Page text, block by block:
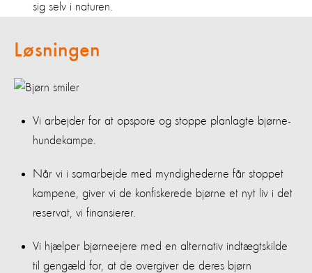
sig selv i naturen.
Løsningen
Vi arbejder for at opspore og stoppe planlagte bjørne-
hundekampe.
Når vi i samarbejde med myndighederne får stoppet
kampene, giver vi de konfiskerede bjørne et nyt liv i det
reservat, vi finansierer.
Vi hjælper bjørneejere med en alternativ indtægtskilde
til gengæld for, at de overgiver de deres bjørn